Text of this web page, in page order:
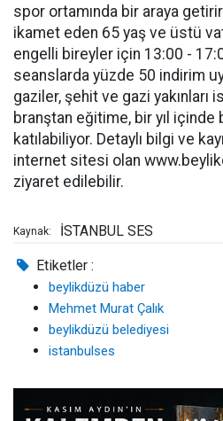
spor ortamında bir araya
ikamet eden 65 yaş ve üstü
engelli bireyler için 13:00 -
seanslarda yüzde 50 indirim
gaziler, şehit ve gazi yakınları
branştan eğitime, bir yıl
katılabiliyor. Detaylı bilgi ve
internet sitesi olan
ziyaret edilebilir.
Kaynak: İSTANBUL SES
Etiketler :
beylikdüzü haber
Mehmet Murat Çalık
beylikdüzü belediyesi
istanbulses